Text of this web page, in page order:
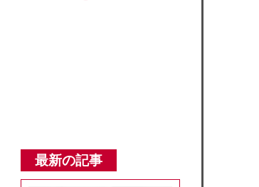
最新の記事